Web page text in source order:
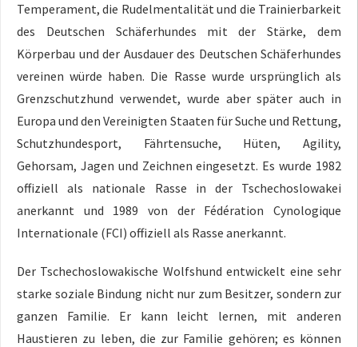
Temperament, die Rudelmentalität und die Trainierbarkeit
des Deutschen Schäferhundes mit der Stärke, dem
Körperbau und der Ausdauer des Deutschen Schäferhundes
vereinen würde haben. Die Rasse wurde ursprünglich als
Grenzschutzhund verwendet, wurde aber später auch in
Europa und den Vereinigten Staaten für Suche und Rettung,
Schutzhundesport, Fährtensuche, Hüten, Agility,
Gehorsam, Jagen und Zeichnen eingesetzt. Es wurde 1982
offiziell als nationale Rasse in der Tschechoslowakei
anerkannt und 1989 von der Fédération Cynologique
Internationale (FCI) offiziell als Rasse anerkannt.
Der Tschechoslowakische Wolfshund entwickelt eine sehr
starke soziale Bindung nicht nur zum Besitzer, sondern zur
ganzen Familie. Er kann leicht lernen, mit anderen
Haustieren zu leben, die zur Familie gehören; es können